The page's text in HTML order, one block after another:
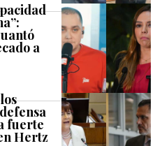
a
fuerte
Hertz